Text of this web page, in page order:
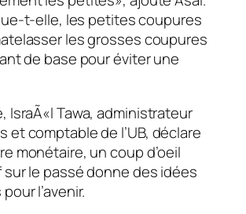
t-elle, les petites coupures
les grosses coupures
de base pour éviter une
IsraÃ«l Tawa, administrateur
et comptable de l’UB, déclare
monétaire, un coup d’oeil
le passé donne des idées
l’avenir.